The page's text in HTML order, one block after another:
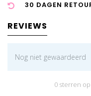
30 DAGEN
REVIEWS
Nog niet gewaardeerd
0 sterren